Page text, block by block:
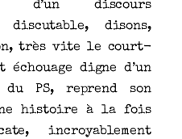
d’un discours
discutable, disons,
très vite le court-
échouage digne d’un
du PS, reprend son
histoire à la fois
incroyablement